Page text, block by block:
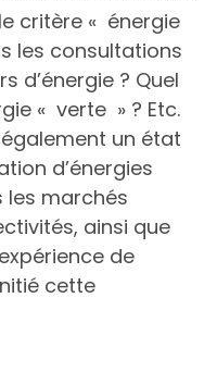
critère « énergie
les consultations
d’énergie ? Quel
« verte » ? Etc.
un état
d’énergies
les marchés
ainsi que
de
cette